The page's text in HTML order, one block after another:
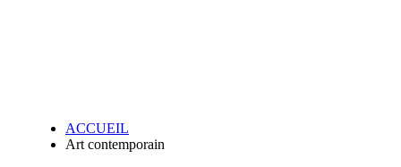
ACCUEIL
Art contemporain